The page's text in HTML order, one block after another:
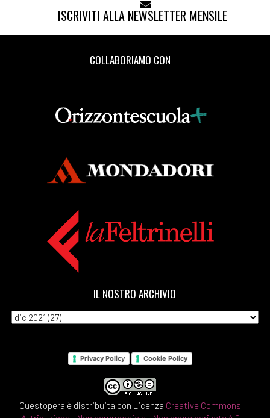
ISCRIVITI ALLA NEWSLETTER MENSILE
COLLABORIAMO CON
IL NOSTRO ARCHIVIO
Privacy Policy Cookie Policy
Quest'opera è distribuita con Licenza Creative Commons